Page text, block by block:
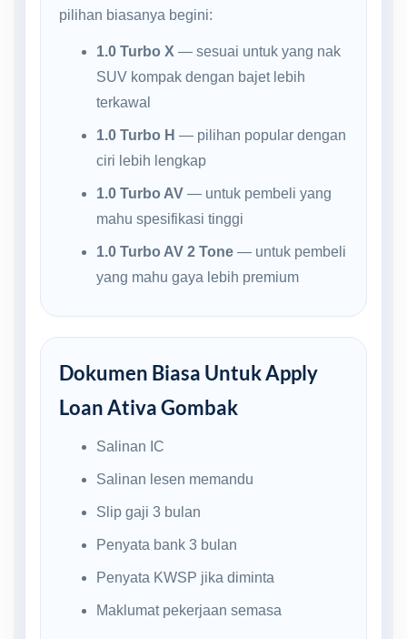
pilihan biasanya begini:
1.0 Turbo X — sesuai untuk yang nak
SUV kompak dengan bajet lebih
terkawal
1.0 Turbo H — pilihan popular dengan
ciri lebih lengkap
1.0 Turbo AV— untuk pembeli yang
mahu spesifikasi tinggi
1.0 Turbo AV 2 Tone— untuk pembeli
yang mahu gaya lebih premium
Dokumen Biasa Untuk Apply
Loan Ativa Gombak
Salinan IC
Salinan lesen memandu
Slip gaji 3 bulan
Penyata bank 3 bulan
Penyata KWSP jika diminta
Maklumat pekerjaan semasa